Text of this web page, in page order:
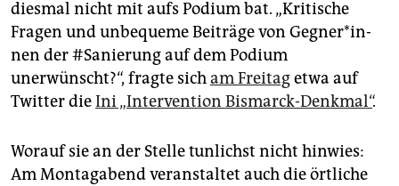
diesmal nicht mit aufs Podium bat. „Kritische
Fragen und unbequeme Beiträge von Geg­ne­r*in­
nen der #Sanierung auf dem Podium
unerwünscht?“, fragte sicham Freitagetwa auf
Twitter dieIni „Intervention Bismarck-Denkmal“.
Worauf sie an der Stelle tunlichst nicht hinwies:
Am Montagabend veranstaltet auch die örtliche